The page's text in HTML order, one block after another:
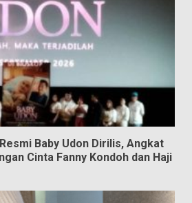
Baby Udon Dirilis, Angkat
Cinta Fanny Kondoh dan Haji